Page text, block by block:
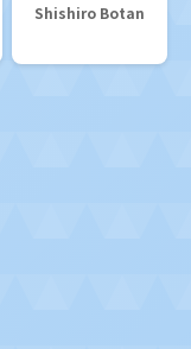
Shishiro Botan